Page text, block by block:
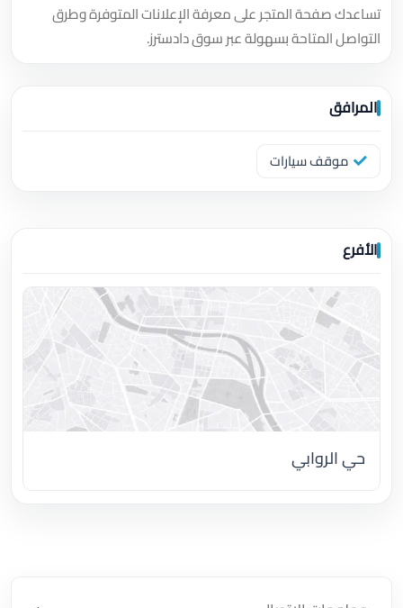
تساعدك صفحة المتجر على معرفة الإعلانات المتوفرة وطرق
التواصل المتاحة بسهولة عبر سوق دادسترز.
المرافق
موقف سيارات
الأفرع
حي الروابي